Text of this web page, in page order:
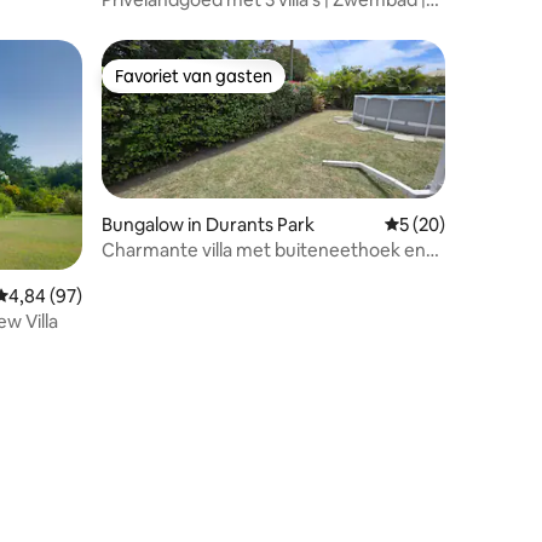
beoordeling van 4,84 uit 5, 97 recensies
4,84 (97)
Villa
Favoriet van gasten
Favoriet van gasten
Bungalow in Durants Park Gemiddelde
5 (20)
Charmante villa met buiteneethoek en